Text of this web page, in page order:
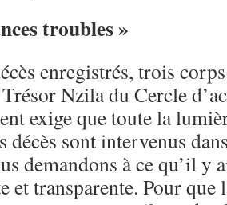
troubles »
enregistrés, trois
Nzila du Cercle
exige que toute la
décès sont intervenus
demandons à ce qu’il y
et transparente. Pour que